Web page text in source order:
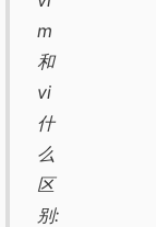
m
和
vi
什
么
区
别: